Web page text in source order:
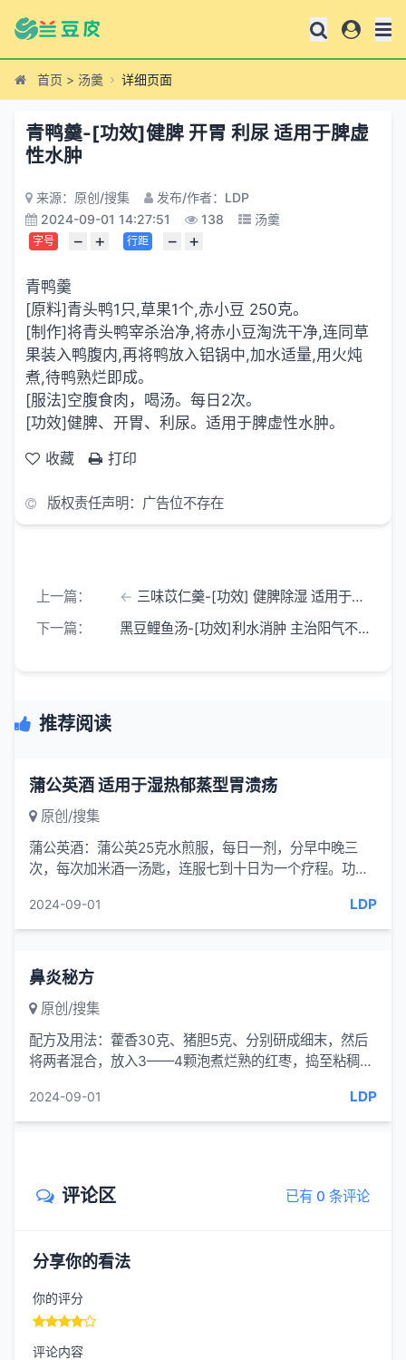
首页 > 汤羹 详细页面
青鸭羹-[功效]健脾 开胃 利尿 适用于脾虚
性水肿
来源：原创/搜集
发布/作者：LDP
2024-09-01 14:27:51
138 汤羹
字号 − + 行距 − +
青鸭羹
[原料]青头鸭1只,草果1个,赤小豆 250克。
[制作]将青头鸭宰杀治净,将赤小豆淘洗干净,连同草
果装入鸭腹内,再将鸭放入铝锅中,加水适量,用火炖
煮,待鸭熟烂即成。
[服法]空腹食肉，喝汤。每日2次。
[功效]健脾、开胃、利尿。适用于脾虚性水肿。
收藏
打印
版权责任声明：广告位不存在
上一篇：
三味苡仁羹-[功效] 健脾除湿 适用于脾虚湿盛之水肿
下一篇：
黑豆鲤鱼汤-[功效]利水消肿 主治阳气不足 水液潴留而引起的头面四肢及脘腹肿胀
推荐阅读
蒲公英酒 适用于湿热郁蒸型胃溃疡
原创/搜集
蒲公英酒：蒲公英25克水煎服，每日一剂，分早中晚三
次，每次加米酒一汤匙，连服七到十日为一个疗程。功
2024-09-01 LDP
鼻炎秘方
原创/搜集
配方及用法：藿香30克、猪胆5克、分别研成细末，然后
将两者混合，放入3——4颗泡煮烂熟的红枣，捣至粘稠，
月左右。
2024-09-01 LDP
评论区 已有 0 条评论
分享你的看法
你的评分
评论内容